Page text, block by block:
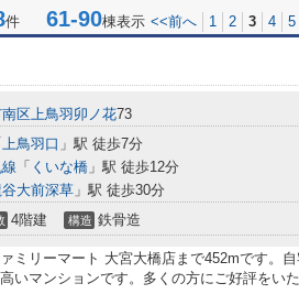
件 61-90棟表示 <<前へ 1 2 3 4 5
区上鳥羽卯ノ花73
上鳥羽口 」駅 徒歩7分
「 くいな橋 」駅 徒歩12分
大前深草 」駅 徒歩30分
4階建 構造 鉄骨造
ミリーマート 大宮大橋店まで452mです。自
いマンションです。多くの方にご好評をいた